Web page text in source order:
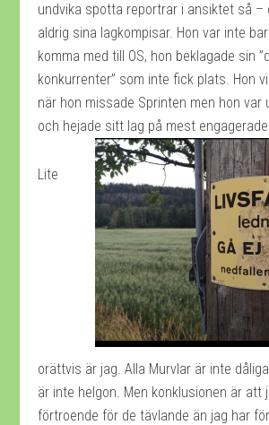
undvika spotta reportrar i ansiktet så –
aldrig sina lagkompisar. Hon var inte
komma med till OS, hon beklagade sin
konkurrenter” som inte fick plats. Hon
när hon missade Sprinten men hon var
och hejade sitt lag på mest
Lite
orättvis är jag. Alla Murvlar är inte
är inte helgon. Men konklusionen är att
förtroende för de tävlande än jag har